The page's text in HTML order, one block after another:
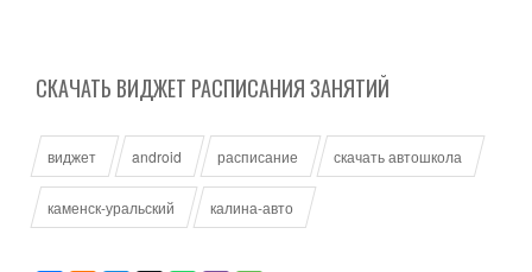
СКАЧАТЬ ВИДЖЕТ РАСПИСАНИЯ ЗАНЯТИЙ
виджет android расписание скачать автошкола
каменск-уральский калина-авто